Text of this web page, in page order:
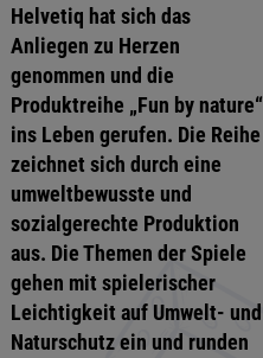
Helvetiq hat sich das
Anliegen zu Herzen
genommen und die
Produktreihe „Fun by nature“
ins Leben gerufen. Die Reihe
zeichnet sich durch eine
umweltbewusste und
sozialgerechte Produktion
aus. Die Themen der Spiele
gehen mit spielerischer
Leichtigkeit auf Umwelt- und
Naturschutz ein und runden